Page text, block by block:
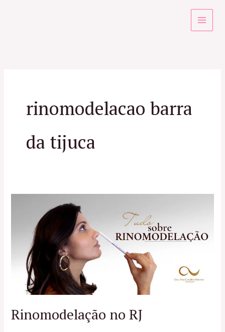
rinomodelacao barra
da tijuca
Rinomodelação no RJ